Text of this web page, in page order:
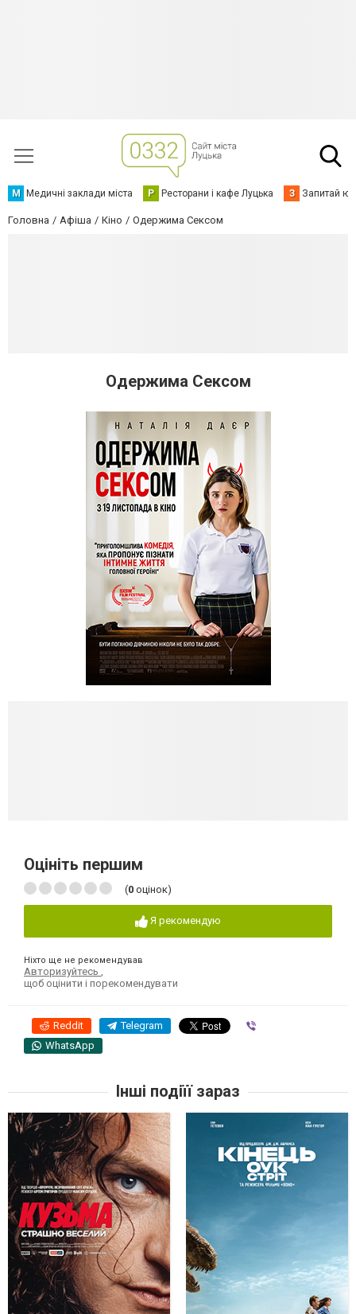
М Медичні заклади міста Р Ресторани і кафе Луцька З Запитай
Головна Афіша Кіно Одержима Сексом
Одержима Сексом
Оцініть першим
(0 оцінок)
Я рекомендую
Ніхто ще не рекомендував
Авторизуйтесь
щоб оцінити і порекомендувати
Reddit Telegram
WhatsApp
Інші подіїї зараз